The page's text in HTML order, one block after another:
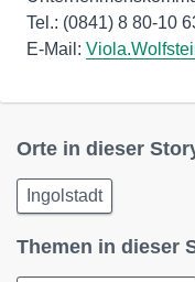
Tel.: (0841) 8 80-10
E-Mail:
Orte in dieser
Ingolstadt
Themen in dieser